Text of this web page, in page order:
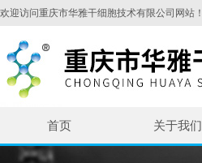
欢迎访问重庆市华雅干细胞技术有限公司网站！
首页 关于我们